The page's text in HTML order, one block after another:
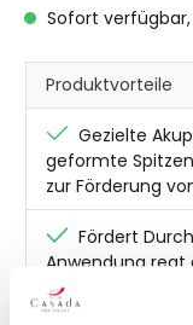
Sofort verfügbar,
Produktvorteile
Gezielte
geformte
zur Förderung
Fördert
Anwendung regt
angenehme,